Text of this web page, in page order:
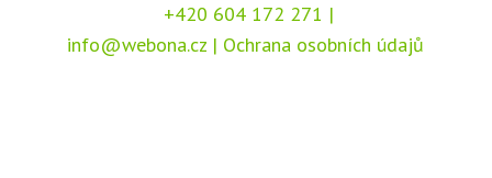
+420 604 172 271 |
info@webona.cz | Ochrana osobních údajů